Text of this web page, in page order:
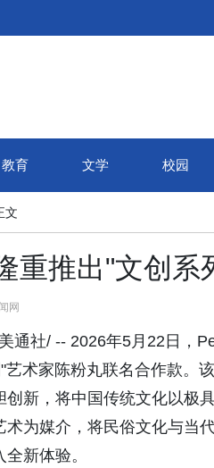
教育 文学 校园
文
重推出"文创
网
通社/ -- 2026年5月22日，
术家陈粉丸联名合作款。
创新，将中国传统文化以极
为媒介，将民俗文化与当
新体验。